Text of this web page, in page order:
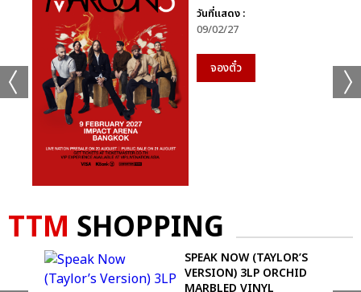
วันที่แสดง :
09/02/27
จองตั๋ว
TTM SHOPPING
SPEAK NOW (TAYLOR’S
VERSION) 3LP ORCHID
MARBLED VINYL